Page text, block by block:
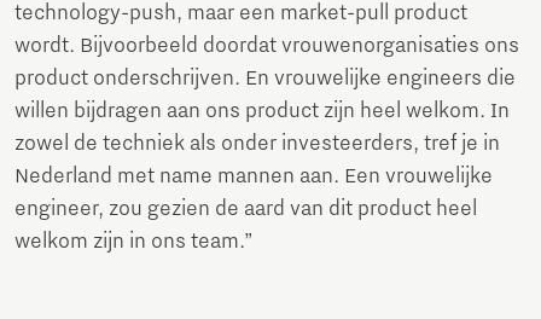
technology-push, maar een market-pull product
wordt. Bijvoorbeeld doordat vrouwenorganisaties ons
product onderschrijven. En vrouwelijke engineers die
willen bijdragen aan ons product zijn heel welkom. In
zowel de techniek als onder investeerders, tref je in
Nederland met name mannen aan. Een vrouwelijke
engineer, zou gezien de aard van dit product heel
welkom zijn in ons team.”